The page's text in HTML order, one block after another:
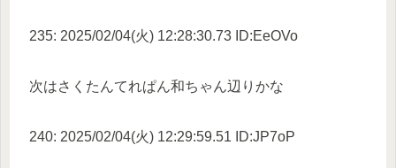
235: 2025/02/04(火) 12:28:30.73 ID:EeOVo
次はさくたんてれぱん和ちゃん辺りかな
240: 2025/02/04(火) 12:29:59.51 ID:JP7oP